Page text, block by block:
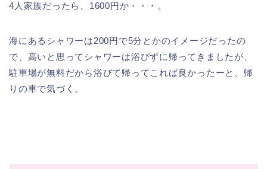
4人家族だったら、1600円か・・・。
海にあるシャワーは200円で5分とかのイメージだったの
で、高いと思ってシャワーは浴びずに帰ってきましたが、
駐車場が無料だから浴びて帰ってこれば良かったーと、帰
りの車で気づく。